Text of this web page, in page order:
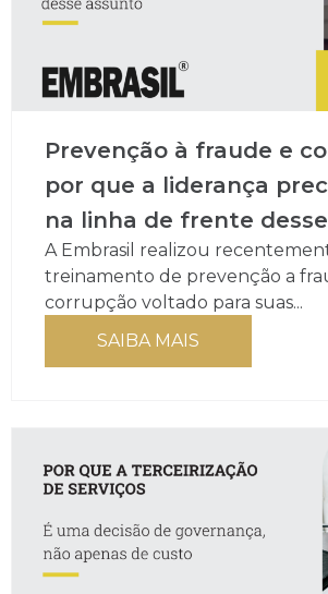
Prevenção à fraude e
por que a liderança
na linha de frente
A Embrasil realizou
treinamento de prevenção a
corrupção voltado para suas...
SAIBA MAIS